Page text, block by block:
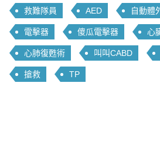
救難隊員 AED 自動體
電擊器 傻瓜電擊器 心
心肺復甦術 叫叫CABD
搶救 TP